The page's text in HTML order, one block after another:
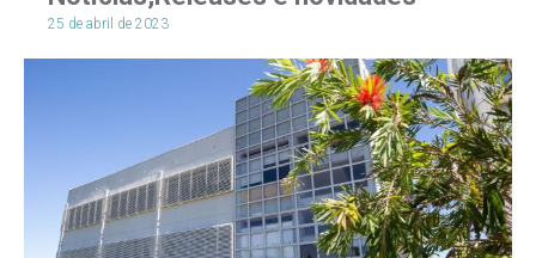
25 de abril de 2023